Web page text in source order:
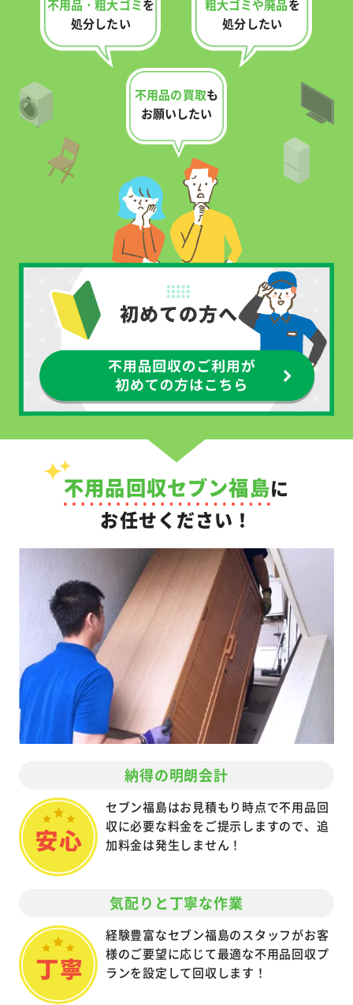
不用品・粗大ゴミを
処分したい
粗大ゴミや廃品を
処分したい
不用品の買取も
お願いしたい
不用品回収セブン福島に
お任せください！
納得の明朗会計
セブン福島はお見積もり時点で不用品回
収に必要な料金をご提示しますので、追
加料金は発生しません！
気配りと丁寧な作業
経験豊富なセブン福島のスタッフがお客
様のご要望に応じて最適な不用品回収プ
ランを設定して回収します！